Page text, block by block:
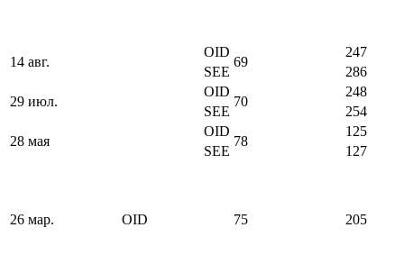
14 авг.
OID
69
247
SEE
286
29 июл.
OID
70
248
SEE
254
28 мая
OID
78
125
SEE
127
26 мар. OID 75 205